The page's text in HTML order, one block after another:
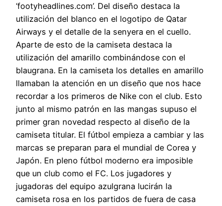
‘footyheadlines.com’. Del diseño destaca la
utilización del blanco en el logotipo de Qatar
Airways y el detalle de la senyera en el cuello.
Aparte de esto de la camiseta destaca la
utilización del amarillo combinándose con el
blaugrana. En la camiseta los detalles en amarillo
llamaban la atención en un diseño que nos hace
recordar a los primeros de Nike con el club. Esto
junto al mismo patrón en las mangas supuso el
primer gran novedad respecto al diseño de la
camiseta titular. El fútbol empieza a cambiar y las
marcas se preparan para el mundial de Corea y
Japón. En pleno fútbol moderno era imposible
que un club como el FC. Los jugadores y
jugadoras del equipo azulgrana lucirán la
camiseta rosa en los partidos de fuera de casa